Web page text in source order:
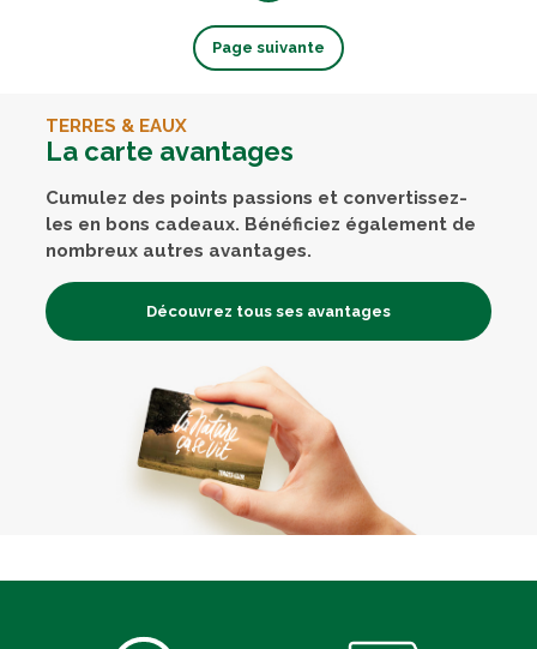
Page suivante
TERRES & EAUX
La carte avantages
Cumulez des points passions et convertissez-
les en bons cadeaux. Bénéficiez également de
nombreux autres avantages.
Découvrez tous ses avantages